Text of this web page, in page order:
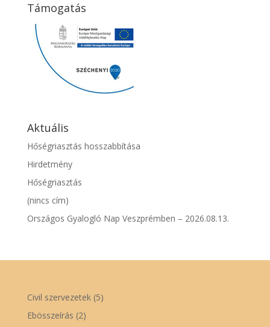
Támogatás
Aktuális
Hőségriasztás hosszabbítása
Hirdetmény
Hőségriasztás
(nincs cím)
Országos Gyalogló Nap Veszprémben – 2026.08.13.
Civil szervezetek(5)
Ebösszeírás (2)